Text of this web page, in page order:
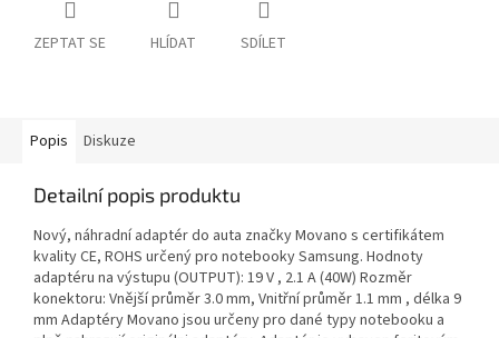
ZEPTAT SE HLÍDAT SDÍLET
Popis Diskuze
Detailní popis produktu
Nový, náhradní adaptér do auta značky Movano s certifikátem
kvality CE, ROHS určený pro notebooky Samsung. Hodnoty
adaptéru na výstupu (OUTPUT): 19 V , 2.1 A (40W) Rozměr
konektoru: Vnější průměr 3.0 mm, Vnitřní průměr 1.1 mm , délka 9
mm Adaptéry Movano jsou určeny pro dané typy notebooku a